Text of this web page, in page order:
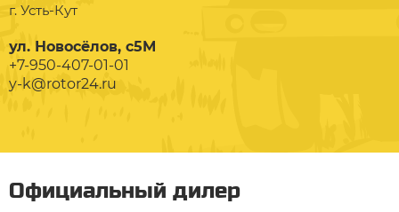
г. Усть-Кут
ул. Новосёлов, с5М
+7-950-407-01-01
y-k@rotor24.ru
Официальный дилер